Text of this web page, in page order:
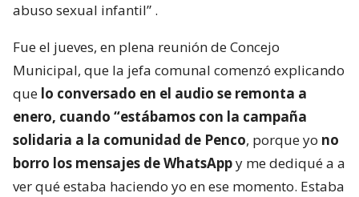
abuso sexual infantil” .
Fue el jueves, en plena reunión de Concejo
Municipal, que la jefa comunal comenzó explicando
que lo conversado en el audio se remonta a
enero, cuando “estábamos con la campaña
solidaria a la comunidad de Penco, porque yo no
borro los mensajes de WhatsAppy me dediqué a a
ver qué estaba haciendo yo en ese momento. Estaba